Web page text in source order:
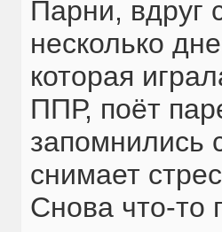
Парни, вдруг
несколько
которая
ППР, поёт
запомнились
снимает
Снова что-то